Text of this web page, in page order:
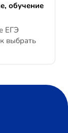
обучение
ЕГЭ
выбрать